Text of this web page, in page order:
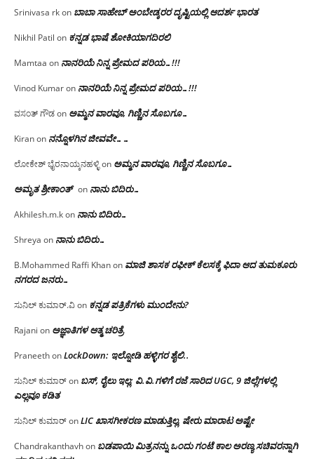
Srinivasa rkon ಬಾಬಾ ಸಾಹೇಬ್ ಅಂಬೇಡ್ಕರರ ದೃಷ್ಟಿಯಲ್ಲಿ ಆದರ್ಶ ಭಾರತ
Nikhil Patil on ಕನ್ನಡ ಭಾಷೆ ಶೋಕಿಯಾಗದಿರಲಿ
Mamtaa on ನಾನರಿಯೆ ನಿನ್ನ ಪ್ರೇಮದ ಪರಿಯ…!!!
Vinod Kumaron ನಾನರಿಯೆ ನಿನ್ನ ಪ್ರೇಮದ ಪರಿಯ…!!!
ವಸಂತ್ ಗೌಡon ಅಮ್ಮನ ವಾರವೂ, ಗಿಣ್ಣಿನ ಸೊಬಗೂ…
Kiranon ನನ್ನೊಳಗಿನ ಜೀವವೇ……
ಲೋಕೇಶ್ ಭೈರನಾಯ್ಕನಹಳ್ಳಿon ಅಮ್ಮನ ವಾರವೂ, ಗಿಣ್ಣಿನ ಸೊಬಗೂ…
ಅಮೃತ ಶ್ರೀಕಾಂತ್ on ನಾನು ಬಿದಿರು…
Akhilesh.m.kon ನಾನು ಬಿದಿರು…
Shreya on ನಾನು ಬಿದಿರು…
B.Mohammed Raffi Khanon ಮಾಜಿ ಶಾಸಕ ರಫೀಕ್ ಕೆಲಸಕ್ಕೆ ಫಿದಾ ಆದ ತುಮಕೂರು
ನಗರದ ಜನರು…
ಸುನಿಲ್ ಕುಮಾರ್.ವಿon ಕನ್ನಡ ಪತ್ರಿಕೆಗಳು ಮುಂದೇನು?
Rajani on ಅಜ್ಞಾತಿಗಳ ಆತ್ಮ ಚರಿತ್ರೆ
PraneethonLockDown: ಇಲ್ನೋಡಿ ಹಳ್ಳಿಗರ ಶೈಲಿ..
ಸುನಿಲ್ ಕುಮಾರ್on ಬಸ್, ರೈಲು ಇಲ್ಲ; ವಿ.ವಿ.ಗಳಿಗೆ ರಜೆ ಸಾರಿದ UGC, 9 ಜಿಲ್ಲೆಗಳಲ್ಲಿ
ಎಲ್ಲವೂ ಕಡಿತ
ಸುನಿಲ್ ಕುಮಾರ್onLIC ಖಾಸಗೀಕರಣ ಮಾಡುತ್ತಿಲ್ಲ, ಷೇರು ಮಾರಾಟ ಅಷ್ಟೇ
Chandrakanthavhon ಬಡಪಾಯಿ ಮಿತ್ರನನ್ನು ಒಂದು ಗಂಟೆ ಕಾಲ ಅರಣ್ಯ ಸಚಿವರನ್ನಾಗಿ